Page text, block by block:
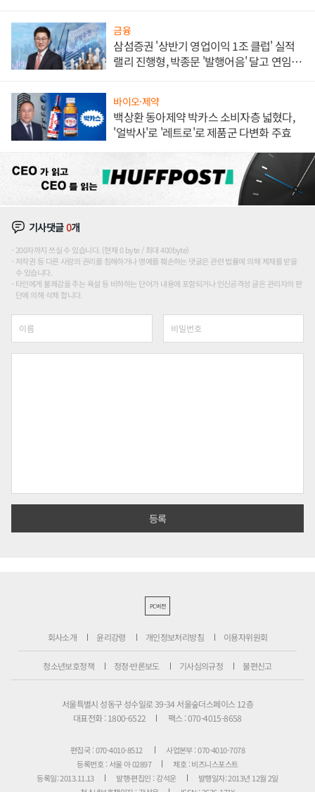
금융
삼섬증권 '상반기 영업이익 1조 클럽' 실적
랠리 진행형, 박종문 '발행어음' 달고 연임 향
바이오·제약
백상환 동아제약 박카스 소비자층 넓혔다,
'얼박사'로 '레트로'로 제품군 다변화 주효
기사댓글0개
200자까지 쓰실 수 있습니다. (현재 0 byte / 최대 400byte)
저작권 등 다른 사람의 권리를 침해하거나 명예를 훼손하는 댓글은 관련 법률에 의해 제재를 받을
수 있습니다.
타인에게 불쾌감을 주는 욕설 등 비하하는 단어가 내용에 포함되거나 인신공격성 글은 관리자의 판
단에 의해 삭제 합니다.
PC버전
회사소개 윤리강령 개인정보처리방침 이용자위원회
청소년보호정책 정정·반론보도 기사심의규정 불편신고
서울특별시 성동구 성수일로 39-34 서울숲더스페이스 12층
대표전화 : 1800-6522
팩스 : 070-4015-8658
편집국 : 070-4010-8512
사업본부 : 070-4010-7078
등록번호 : 서울 아 02897
제호 : 비즈니스포스트
등록일: 2013.11.13
발행·편집인 : 강석운
발행일자: 2013년 12월 2일